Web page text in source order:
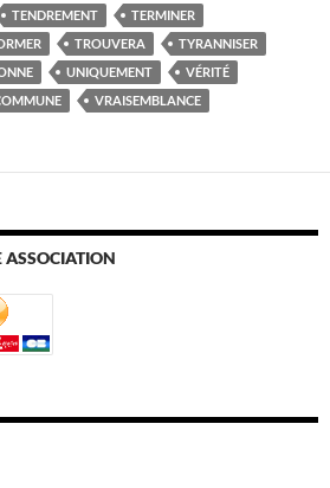
TENDREMENT
TERMINER
TROUVERA
TYRANNISER
UNIQUEMENT
VÉRITÉ
VRAISEMBLANCE
ASSOCIATION